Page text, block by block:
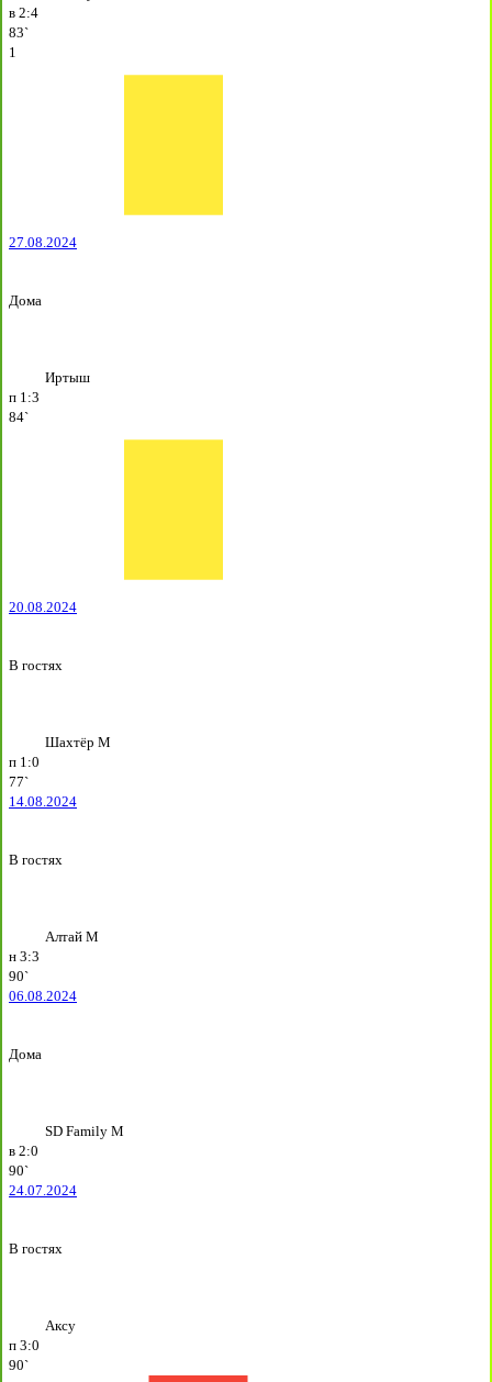
в 2:4
83`
1
27.08.2024
Дома
Иртыш
п 1:3
84`
20.08.2024
В гостях
Шахтёр М
п 1:0
77`
14.08.2024
В гостях
Алтай М
н 3:3
90`
06.08.2024
Дома
SD Family М
в 2:0
90`
24.07.2024
В гостях
Аксу
п 3:0
90`